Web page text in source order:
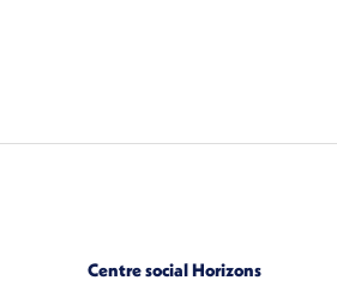
Centre social Horizons